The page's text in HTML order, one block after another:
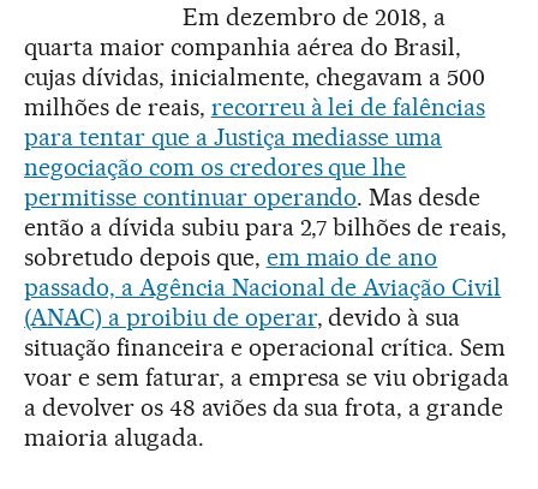
Em dezembro de 2018, a
quarta maior companhia aérea do Brasil,
cujas dívidas, inicialmente, chegavam a 500
milhões de reais, recorreu à lei de falências
para tentar que a Justiça mediasse uma
negociação com os credores que lhe
permitisse continuar operando. Mas desde
então a dívida subiu para 2,7 bilhões de reais,
sobretudo depois que, em maio de ano
passado, a Agência Nacional de Aviação Civil
(ANAC) a proibiu de operar, devido à sua
situação financeira e operacional crítica. Sem
voar e sem faturar, a empresa se viu obrigada
a devolver os 48 aviões da sua frota, a grande
maioria alugada.